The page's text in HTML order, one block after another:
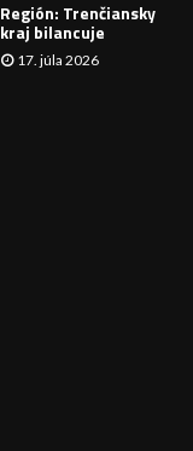
I
Región: Trenčiansky
kraj bilancuje
17. júla 2026